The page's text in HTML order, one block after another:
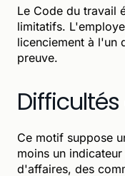
Le Code du travail
limitatifs.
licenciement à l'un
preuve.
Ce motif suppose
moins un
d'affaires, des